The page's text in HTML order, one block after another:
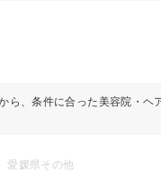
ら、条件に合った美容院・ヘ
愛媛県その他